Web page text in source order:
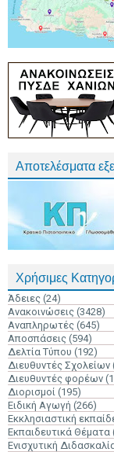
Αποτελέσματα
Χρήσιμες
Άδειες (24)
Ανακοινώσεις (3428)
Αναπληρωτές (645)
Αποσπάσεις (594)
Δελτία Τύπου (192)
Διευθυντές Σχολείων
Διευθυντές φορέων
Διορισμοί (195)
Ειδική Αγωγή (266)
Εκκλησιαστική
Εκπαιδευτικά Θέματα
Ενισχυτική